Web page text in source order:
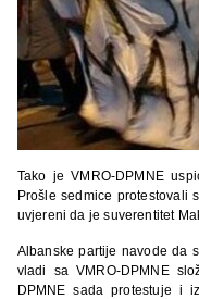
Tako je VMRO-DPMNE
Prošle sedmice protestovali
uvjereni da je suverentitet
Albanske partije navode da
vladi sa VMRO-DPMNE
DPMNE sada protestuje i